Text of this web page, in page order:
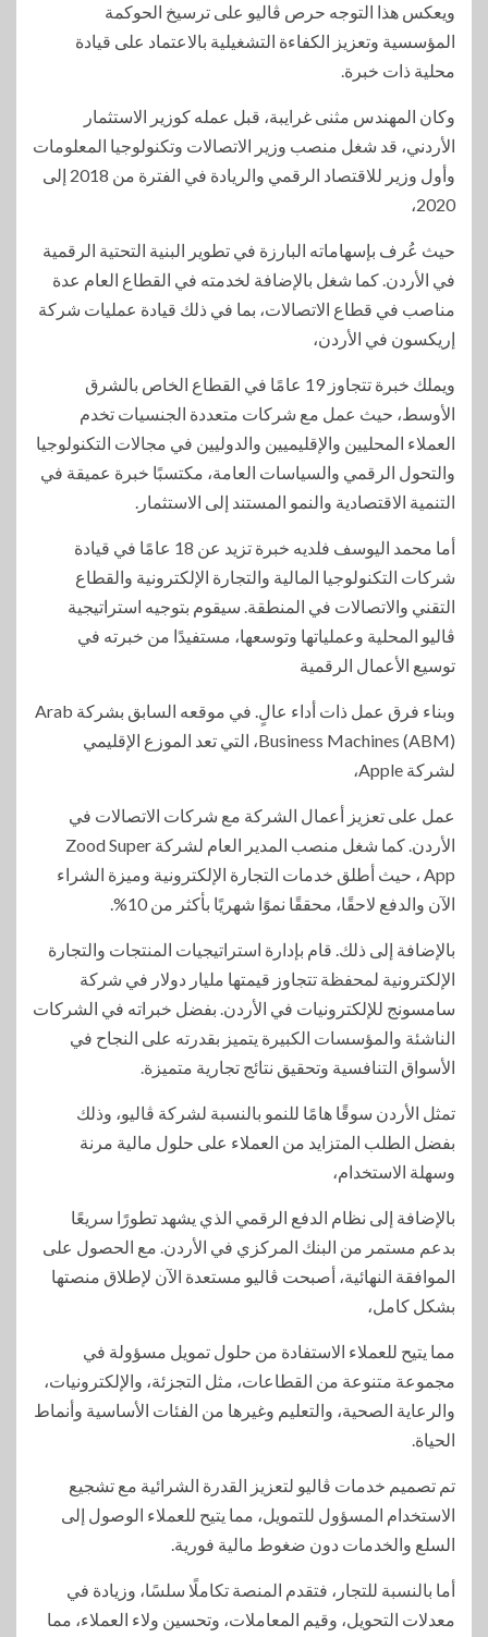
ويعكس هذا التوجه حرص ڤاليو على ترسيخ الحوكمة
المؤسسية وتعزيز الكفاءة التشغيلية بالاعتماد على قيادة
محلية ذات خبرة.
وكان المهندس مثنى غرايبة، قبل عمله كوزير الاستثمار
الأردني، قد شغل منصب وزير الاتصالات وتكنولوجيا المعلومات
وأول وزير للاقتصاد الرقمي والريادة في الفترة من 2018 إلى
2020،
حيث عُرف بإسهاماته البارزة في تطوير البنية التحتية الرقمية
في الأردن. كما شغل بالإضافة لخدمته في القطاع العام عدة
مناصب في قطاع الاتصالات، بما في ذلك قيادة عمليات شركة
إريكسون في الأردن،
ويملك خبرة تتجاوز 19 عامًا في القطاع الخاص بالشرق
الأوسط، حيث عمل مع شركات متعددة الجنسيات تخدم
العملاء المحليين والإقليميين والدوليين في مجالات التكنولوجيا
والتحول الرقمي والسياسات العامة، مكتسبًا خبرة عميقة في
التنمية الاقتصادية والنمو المستند إلى الاستثمار.
أما محمد اليوسف فلديه خبرة تزيد عن 18 عامًا في قيادة
شركات التكنولوجيا المالية والتجارة الإلكترونية والقطاع
التقني والاتصالات في المنطقة. سيقوم بتوجيه استراتيجية
ڤاليو المحلية وعملياتها وتوسعها، مستفيدًا من خبرته في
توسيع الأعمال الرقمية
وبناء فرق عمل ذات أداء عالٍ. في موقعه السابق بشركة Arab
Business Machines (ABM)، التي تعد الموزع الإقليمي
لشركة Apple،
عمل على تعزيز أعمال الشركة مع شركات الاتصالات في
الأردن. كما شغل منصب المدير العام لشركة Zood Super
App ، حيث أطلق خدمات التجارة الإلكترونية وميزة الشراء
الآن والدفع لاحقًا، محققًا نموًا شهريًا بأكثر من 10%.
بالإضافة إلى ذلك. قام بإدارة استراتيجيات المنتجات والتجارة
الإلكترونية لمحفظة تتجاوز قيمتها مليار دولار في شركة
سامسونج للإلكترونيات في الأردن. بفضل خبراته في الشركات
الناشئة والمؤسسات الكبيرة يتميز بقدرته على النجاح في
الأسواق التنافسية وتحقيق نتائج تجارية متميزة.
تمثل الأردن سوقًا هامًا للنمو بالنسبة لشركة ڤاليو، وذلك
بفضل الطلب المتزايد من العملاء على حلول مالية مرنة
وسهلة الاستخدام،
بالإضافة إلى نظام الدفع الرقمي الذي يشهد تطورًا سريعًا
بدعم مستمر من البنك المركزي في الأردن. مع الحصول على
الموافقة النهائية، أصبحت ڤاليو مستعدة الآن لإطلاق منصتها
بشكل كامل،
مما يتيح للعملاء الاستفادة من حلول تمويل مسؤولة في
مجموعة متنوعة من القطاعات، مثل التجزئة، والإلكترونيات،
والرعاية الصحية، والتعليم وغيرها من الفئات الأساسية وأنماط
الحياة.
تم تصميم خدمات ڤاليو لتعزيز القدرة الشرائية مع تشجيع
الاستخدام المسؤول للتمويل، مما يتيح للعملاء الوصول إلى
السلع والخدمات دون ضغوط مالية فورية.
أما بالنسبة للتجار، فتقدم المنصة تكاملًا سلسًا، وزيادة في
معدلات التحويل، وقيم المعاملات، وتحسين ولاء العملاء، مما